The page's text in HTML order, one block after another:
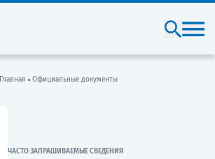
Главная Официальные документы
ЧАСТО ЗАПРАШИВАЕМЫЕ СВЕДЕНИЯ